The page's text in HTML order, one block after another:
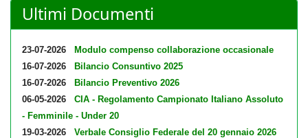
Ultimi Documenti
23-07-2026
Modulo compenso collaborazione occasionale
16-07-2026
Bilancio Consuntivo 2025
16-07-2026
Bilancio Preventivo 2026
06-05-2026
CIA - Regolamento Campionato Italiano Assoluto
- Femminile - Under 20
19-03-2026
Verbale Consiglio Federale del 20 gennaio 2026